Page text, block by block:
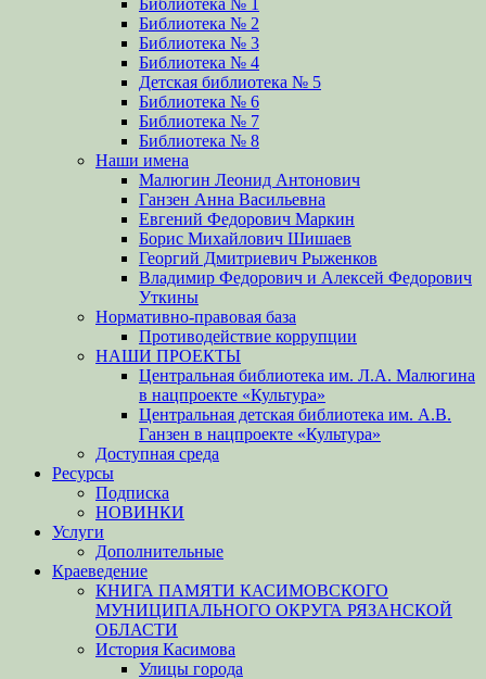
Библиотека № 1
Библиотека № 2
Библиотека № 3
Библиотека № 4
Детская библиотека № 5
Библиотека № 6
Библиотека № 7
Библиотека № 8
Наши имена
Малюгин Леонид Антонович
Ганзен Анна Васильевна
Евгений Федорович Маркин
Борис Михайлович Шишаев
Георгий Дмитриевич Рыженков
Владимир Федорович и Алексей Федорович
Уткины
Нормативно-правовая база
Противодействие коррупции
НАШИ ПРОЕКТЫ
Центральная библиотека им. Л.А. Малюгина
в нацпроекте «Культура»
Центральная детская библиотека им. А.В.
Ганзен в нацпроекте «Культура»
Доступная среда
Ресурсы
Подписка
НОВИНКИ
Услуги
Дополнительные
Краеведение
КНИГА ПАМЯТИ КАСИМОВСКОГО
МУНИЦИПАЛЬНОГО ОКРУГА РЯЗАНСКОЙ
ОБЛАСТИ
История Касимова
Улицы города